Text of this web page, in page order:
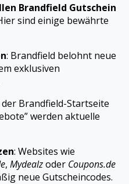
Brandfield Gutschein
sind einige bewährte
: Brandfield belohnt neue
exklusiven
der Brandfield-Startseite
werden aktuelle
: Websites wie
, Mydealzoder Coupons.de
neue Gutscheincodes.